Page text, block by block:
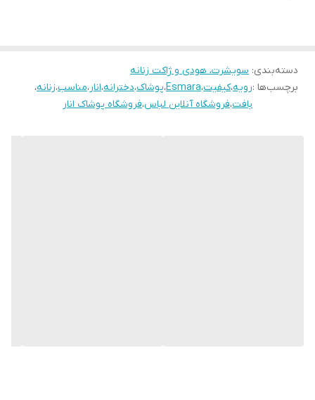
دسته‌بندی: سویشرت، هودی و ژاکت زنانه
برچسب‌ها :رویه،کیفیت،Esmara،پوشاک،دخترانه،انار،مناسب،زنانه،
بافت،فروشگاه آنلاین لباس،فروشگاه پوشاک انار